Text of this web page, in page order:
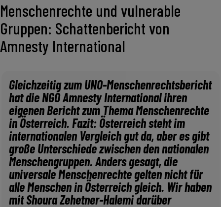
Menschenrechte und vulnerable
Gruppen: Schattenbericht von
Amnesty International
Gleichzeitig zum UNO-Menschenrechtsbericht
hat die NGO Amnesty International ihren
eigenen Bericht zum Thema Menschenrechte
in Österreich. Fazit: Österreich steht im
internationalen Vergleich gut da, aber es gibt
große Unterschiede zwischen den nationalen
Menschengruppen. Anders gesagt, die
universale Menschenrechte gelten nicht für
alle Menschen in Österreich gleich. Wir haben
mit Shoura Zehetner-Halemi darüber